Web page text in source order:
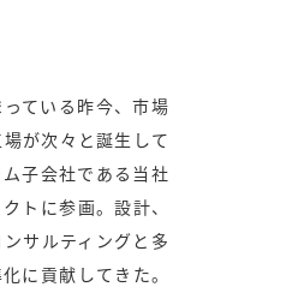
ている昨今、市場
が次々と誕生して
子会社である当社
トに参画。設計、
サルティングと多
に貢献してきた。